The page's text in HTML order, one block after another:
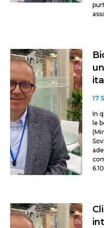
17
In
le